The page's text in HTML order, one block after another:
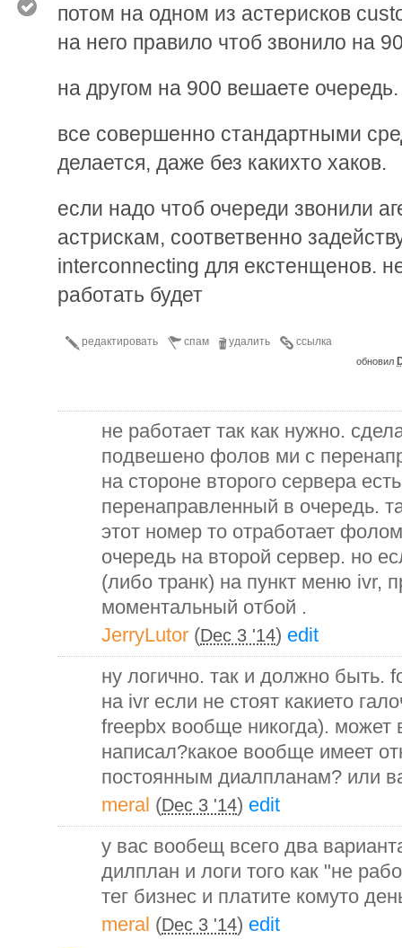
потом на одном из астерисков
на него правило чтоб звонило на
на другом на 900 вешаете очередь.
все совершенно стандартными
делается, даже без какихто хаков.
если надо чтоб очереди звонили
астрискам, соответвенно
interconnecting для екстенщенов.
работать будет
ссылка
удалить
спам
редактировать
обновил
не работает так как нужно.
подвешено фолов ми с
на cтороне второго сервера
перенаправленный в очередь.
этот номер то отработает
очередь на второй сервер. но
(либо транк) на пункт меню ivr,
моментальный отбой .
JerryLutor (Dec 3 '14) edit
ну логично. так и должно быть.
на ivr если не стоят какието
freepbx вообще никогда). может
написал?какое вообще имеет
постоянным диалпланам? или
meral (Dec 3 '14) edit
у вас вообещ всего два
дилплан и логи того как "не
тег бизнес и платите комуто
meral (Dec 3 '14) edit